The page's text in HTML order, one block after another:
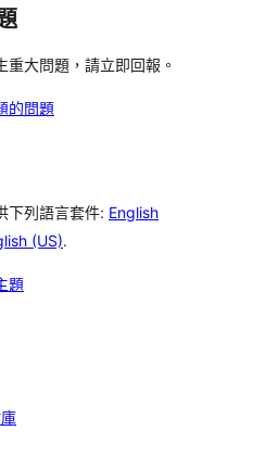
重大問題，請立即回報。
的問題
下列語言套件: English
(US).
題